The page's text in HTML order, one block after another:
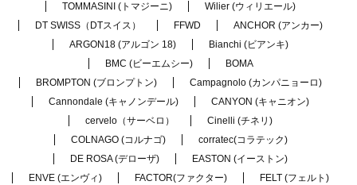
TOMMASINI (トマジーニ)
Wilier (ウィリエール)
DT SWISS（DTスイス）
FFWD
ANCHOR (アンカー)
ARGON18 (アルゴン 18)
Bianchi (ビアンキ)
BMC (ビーエムシー)
BOMA
BROMPTON (ブロンプトン)
Campagnolo (カンパニョーロ)
Cannondale (キャノンデール)
CANYON (キャニオン)
cervelo（サーベロ）
Cinelli (チネリ)
COLNAGO (コルナゴ)
corratec(コラテック)
DE ROSA (デローザ)
EASTON (イーストン)
ENVE (エンヴィ)
FACTOR(ファクター)
FELT (フェルト)